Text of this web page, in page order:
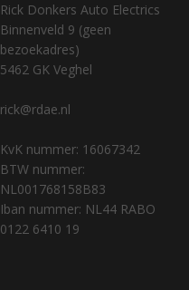
Rick Donkers Auto Electrics
Binnenveld 9 (geen
bezoekadres)
5462 GK Veghel
rick@rdae.nl
KvK nummer: 16067342
BTW nummer:
NL001768158B83
Iban nummer: NL44 RABO
0122 6410 19